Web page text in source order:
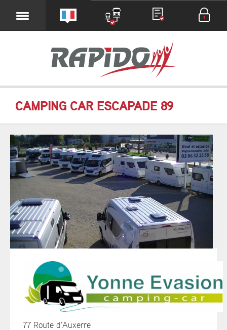
CAMPING CAR ESCAPADE 89
77 Route d'Auxerre